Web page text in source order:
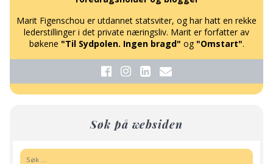
Marit Figenschou er utdannet statsviter, og har hatt en rekke
lederstillinger i det private næringsliv. Marit er forfatter av
bøkene "Til Sydpolen. Ingen bragd" og "Omstart".
Søk på websiden